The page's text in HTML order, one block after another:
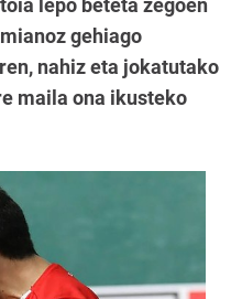
lepo beteta zegoen
gehiago
nahiz eta jokatutako
maila ona ikusteko